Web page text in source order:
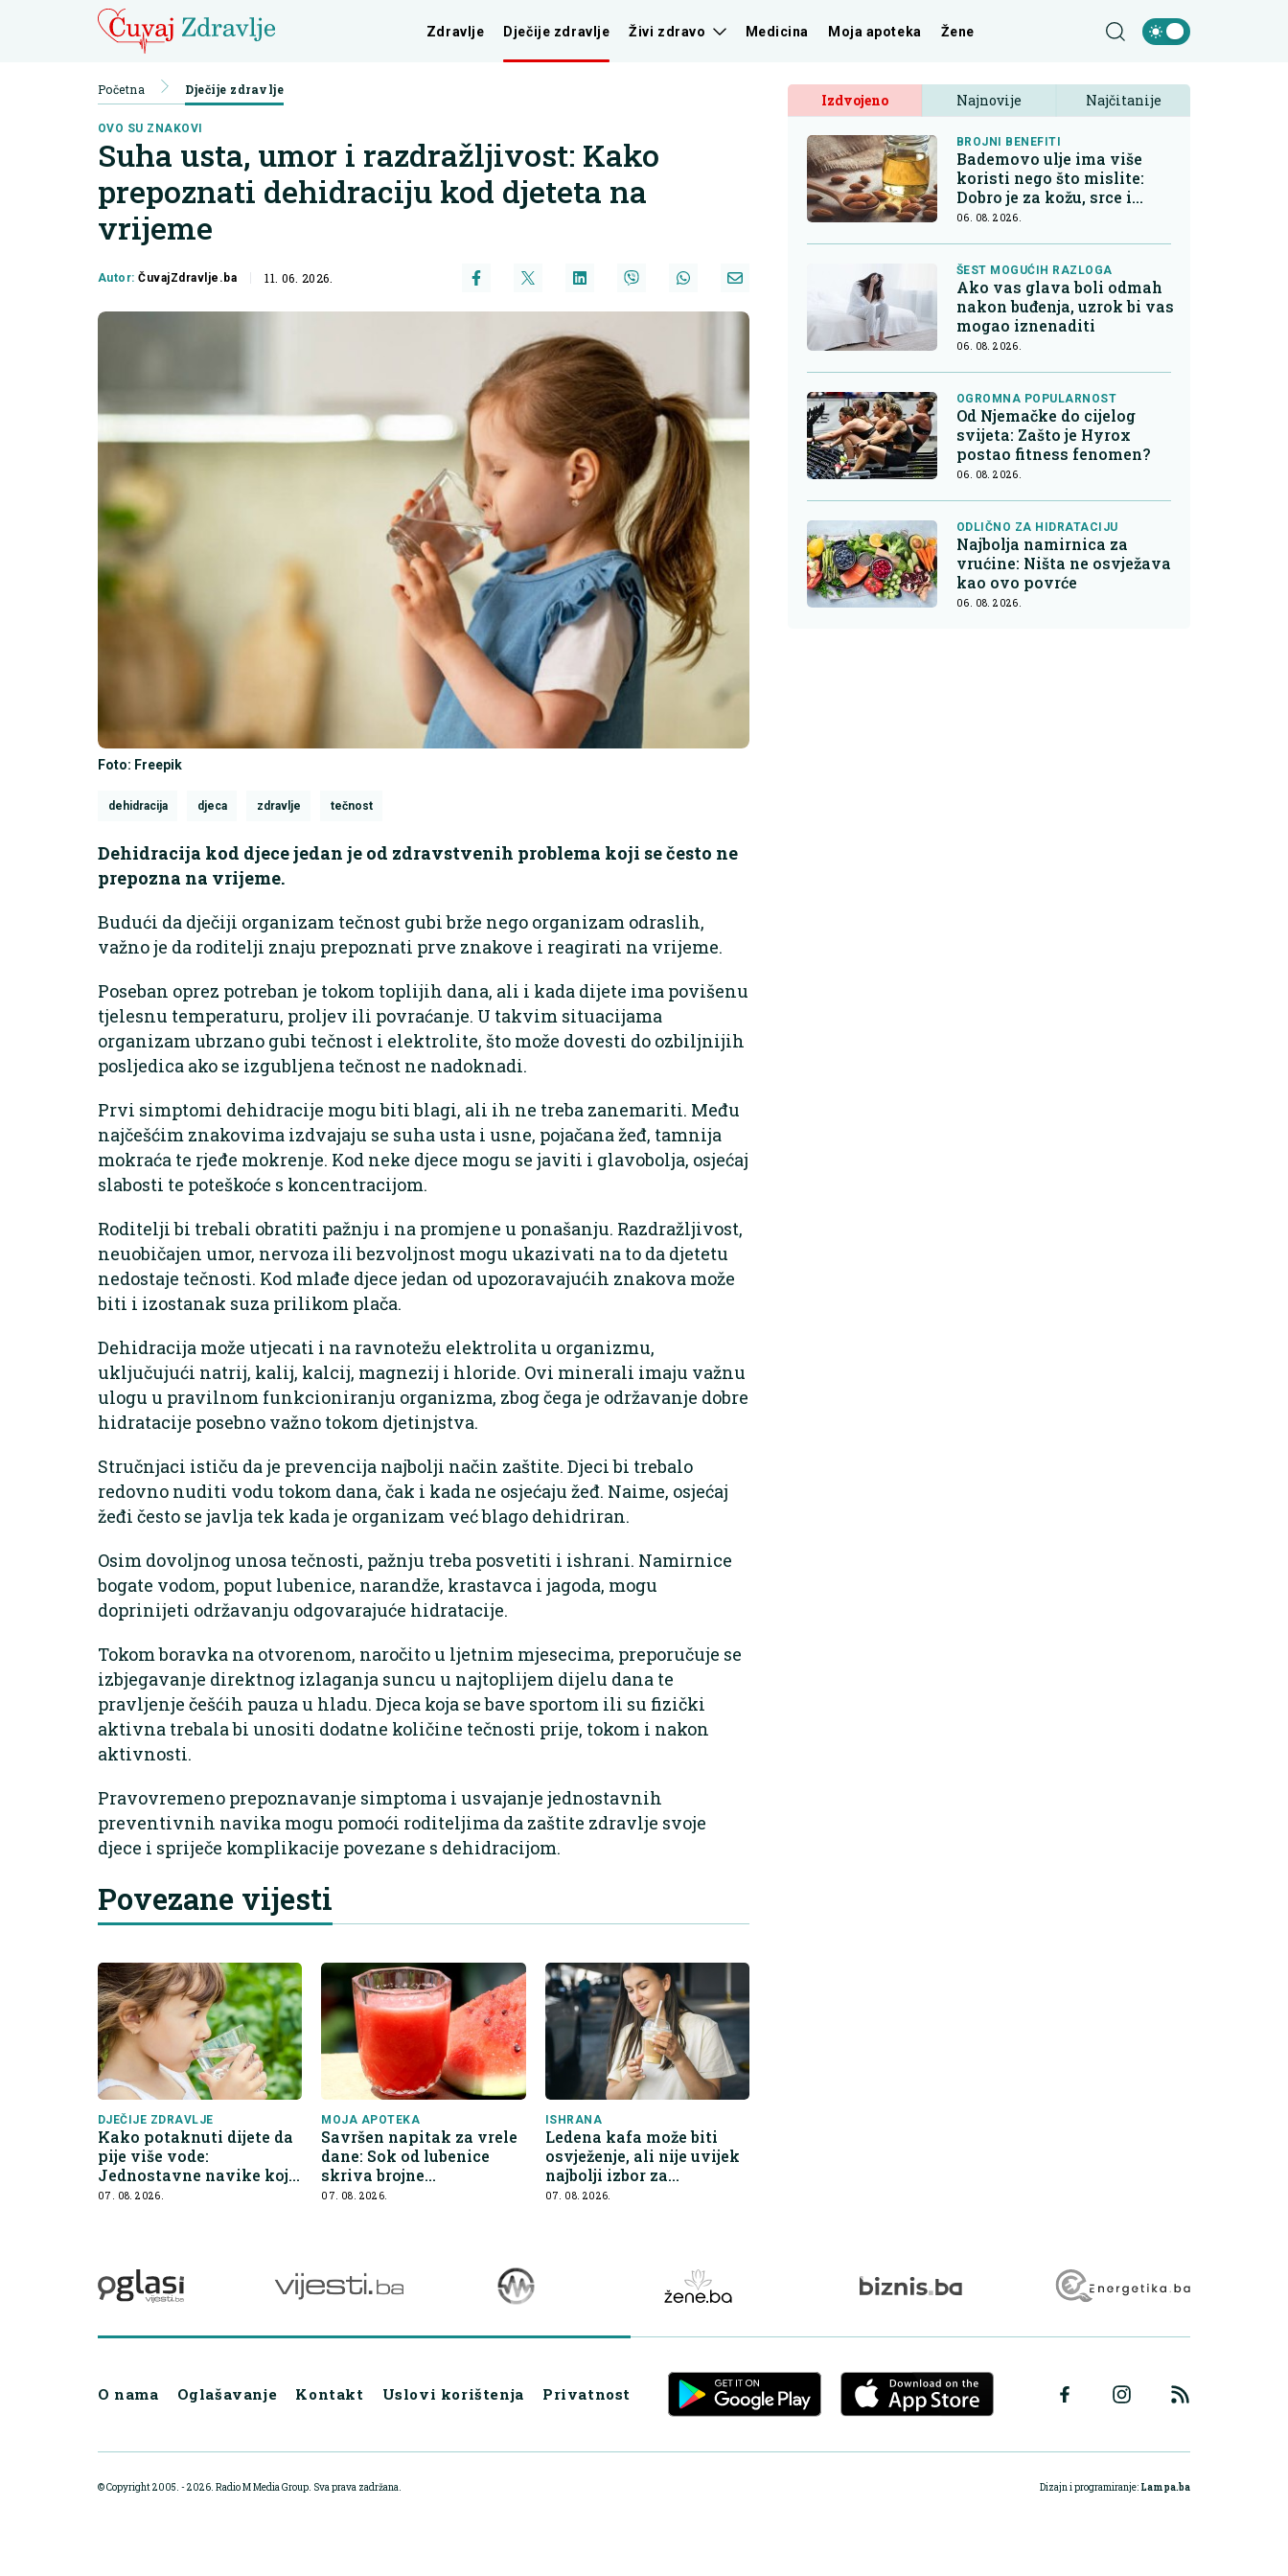
Zdravlje Dječije zdravlje Živi zdravo Medicina Moja apoteka Žene
Početna Dječije zdravlje
OVO SU ZNAKOVI
Suha usta, umor i razdražljivost: Kako
prepoznati dehidraciju kod djeteta na
vrijeme
Autor:ČuvajZdravlje.ba 11. 06. 2026.
Foto: Freepik
dehidracija djeca zdravlje tečnost
Dehidracija kod djece jedan je od zdravstvenih problema koji se često ne
prepozna na vrijeme.
Budući da dječiji organizam tečnost gubi brže nego organizam odraslih,
važno je da roditelji znaju prepoznati prve znakove i reagirati na vrijeme.
Poseban oprez potreban je tokom toplijih dana, ali i kada dijete ima povišenu
tjelesnu temperaturu, proljev ili povraćanje. U takvim situacijama
organizam ubrzano gubi tečnost i elektrolite, što može dovesti do ozbiljnijih
posljedica ako se izgubljena tečnost ne nadoknadi.
Prvi simptomi dehidracije mogu biti blagi, ali ih ne treba zanemariti. Među
najčešćim znakovima izdvajaju se suha usta i usne, pojačana žeđ, tamnija
mokraća te rjeđe mokrenje. Kod neke djece mogu se javiti i glavobolja, osjećaj
slabosti te poteškoće s koncentracijom.
Roditelji bi trebali obratiti pažnju i na promjene u ponašanju. Razdražljivost,
neuobičajen umor, nervoza ili bezvoljnost mogu ukazivati na to da djetetu
nedostaje tečnosti. Kod mlađe djece jedan od upozoravajućih znakova može
biti i izostanak suza prilikom plača.
Dehidracija može utjecati i na ravnotežu elektrolita u organizmu,
uključujući natrij, kalij, kalcij, magnezij i hloride. Ovi minerali imaju važnu
ulogu u pravilnom funkcioniranju organizma, zbog čega je održavanje dobre
hidratacije posebno važno tokom djetinjstva.
Stručnjaci ističu da je prevencija najbolji način zaštite. Djeci bi trebalo
redovno nuditi vodu tokom dana, čak i kada ne osjećaju žeđ. Naime, osjećaj
žeđi često se javlja tek kada je organizam već blago dehidriran.
Osim dovoljnog unosa tečnosti, pažnju treba posvetiti i ishrani. Namirnice
bogate vodom, poput lubenice, narandže, krastavca i jagoda, mogu
doprinijeti održavanju odgovarajuće hidratacije.
Tokom boravka na otvorenom, naročito u ljetnim mjesecima, preporučuje se
izbjegavanje direktnog izlaganja suncu u najtoplijem dijelu dana te
pravljenje češćih pauza u hladu. Djeca koja se bave sportom ili su fizički
aktivna trebala bi unositi dodatne količine tečnosti prije, tokom i nakon
aktivnosti.
Pravovremeno prepoznavanje simptoma i usvajanje jednostavnih
preventivnih navika mogu pomoći roditeljima da zaštite zdravlje svoje
djece i spriječe komplikacije povezane s dehidracijom.
Povezane vijesti
DJEČIJE ZDRAVLJE
Kako potaknuti dijete da
pije više vode:
Jednostavne navike koje
olakšavaju roditeljima
07. 08. 2026.
MOJA APOTEKA
Savršen napitak za vrele
dane: Sok od lubenice
skriva brojne
zdravstvene prednosti
07. 08. 2026.
ISHRANA
Ledena kafa može biti
osvježenje, ali nije uvijek
najbolji izbor za
hidrataciju
07. 08. 2026.
Izdvojeno Najnovije Najčitanije
BROJNI BENEFITI
Bademovo ulje ima više
koristi nego što mislite:
Dobro je za kožu, srce i
kontrolu apetita
06. 08. 2026.
ŠEST MOGUĆIH RAZLOGA
Ako vas glava boli odmah
nakon buđenja, uzrok bi vas
mogao iznenaditi
06. 08. 2026.
OGROMNA POPULARNOST
Od Njemačke do cijelog
svijeta: Zašto je Hyrox
postao fitness fenomen?
06. 08. 2026.
ODLIČNO ZA HIDRATACIJU
Najbolja namirnica za
vrućine: Ništa ne osvježava
kao ovo povrće
06. 08. 2026.
O nama Oglašavanje Kontakt Uslovi korištenja Privatnost
© Copyright 2005. - 2026. Radio M Media Group. Sva prava zadržana. Dizajn i programiranje: Lampa.ba